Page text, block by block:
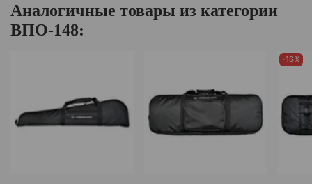
Аналогичные товары из категории
ВПО-148:
-16%